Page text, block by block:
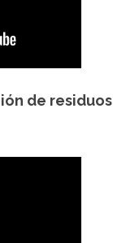
de residuos